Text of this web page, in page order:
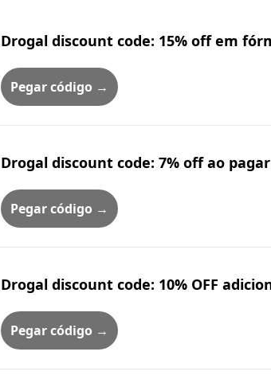
Drogal discount code: 15% off em
Pegar código →
Drogal discount code: 7% off ao
Pegar código →
Drogal discount code: 10% OFF
Pegar código →